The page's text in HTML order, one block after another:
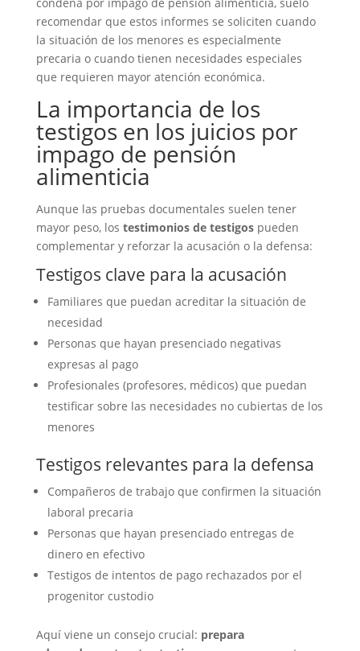
condena por impago de pensión alimenticia, suelo
recomendar que estos informes se soliciten cuando
la situación de los menores es especialmente
precaria o cuando tienen necesidades especiales
que requieren mayor atención económica.
La importancia de los
testigos en los juicios por
impago de pensión
alimenticia
Aunque las pruebas documentales suelen tener
mayor peso, los testimonios de testigospueden
complementar y reforzar la acusación o la defensa:
Testigos clave para la acusación
Familiares que puedan acreditar la situación de
necesidad
Personas que hayan presenciado negativas
expresas al pago
Profesionales (profesores, médicos) que puedan
testificar sobre las necesidades no cubiertas de los
menores
Testigos relevantes para la defensa
Compañeros de trabajo que confirmen la situación
laboral precaria
Personas que hayan presenciado entregas de
dinero en efectivo
Testigos de intentos de pago rechazados por el
progenitor custodio
Aquí viene un consejo crucial: prepara